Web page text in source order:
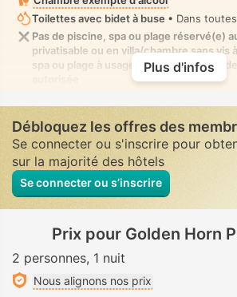
Toilettes avec bidet à buse • Dans
Pas de piscine, spa ou plage réservé(e)
privatisable ou en villa/chambre sans vis
spa ou plage à usage mixte où la tenue
Plus d'infos
Débloquez les offres des
Se connecter ou s'inscrire pour
sur la majorité des hôtels
Se connecter ou s’inscrire
Prix pour Golden Horn
2 personnes 1 nuit
Nous alignons nos prix